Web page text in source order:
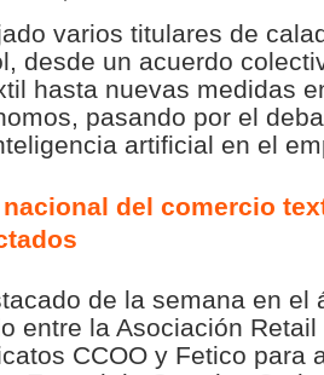
varios titulares de
desde un acuerdo
hasta nuevas medidas
pasando por el
artificial en el
del comercio
de la semana en el
entre la Asociación Retail
CCOO y Fetico para